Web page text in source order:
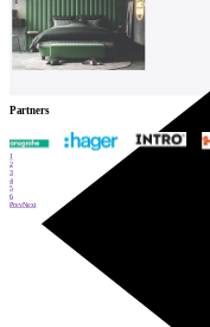
Partners
1
2
3
4
5
6
PrevNext